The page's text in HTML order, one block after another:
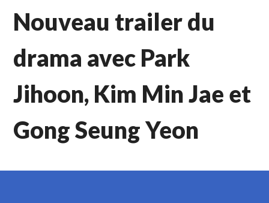
Nouveau trailer du
drama avec Park
Jihoon, Kim Min Jae et
Gong Seung Yeon